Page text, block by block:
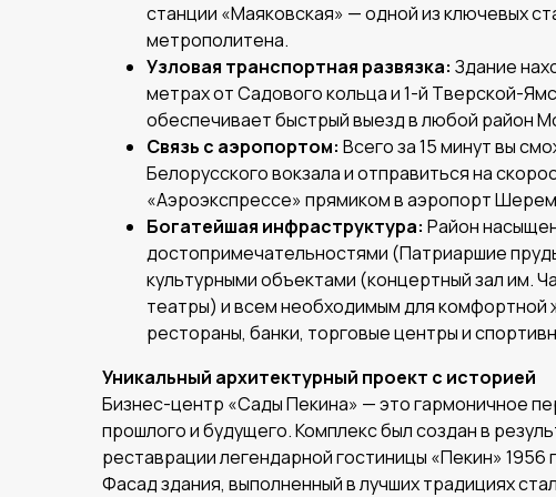
станции «Маяковская» — одной из ключевых
метрополитена.
Узловая транспортная развязка: Здание
метрах от Садового кольца и 1-й Тверской-
обеспечивает быстрый выезд в любой район
Связь с аэропортом: Всего за 15 минут вы
Белорусского вокзала и отправиться на
«Аэроэкспрессе» прямиком в аэропорт
Богатейшая инфраструктура: Район
достопримечательностями (Патриаршие
культурными объектами (концертный зал им.
театры) и всем необходимым для комфортной
рестораны, банки, торговые центры и
Уникальный архитектурный проект с историей
Бизнес-центр «Сады Пекина» — это гармоничное
прошлого и будущего. Комплекс был создан в
реставрации легендарной гостиницы «Пекин» 1956
Фасад здания, выполненный в лучших традициях